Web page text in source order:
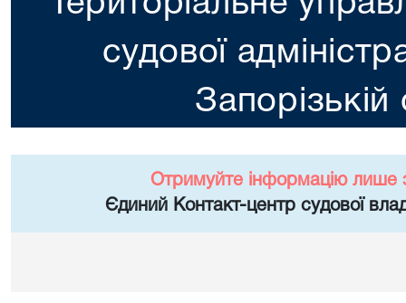
судової
Запорізькій
Отримуйте інформацію лише
Єдиний Контакт-центр судової